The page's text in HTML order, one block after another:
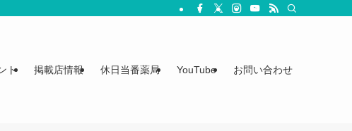
ト 掲載店情報 休日当番薬局 YouTube お問い合わせ